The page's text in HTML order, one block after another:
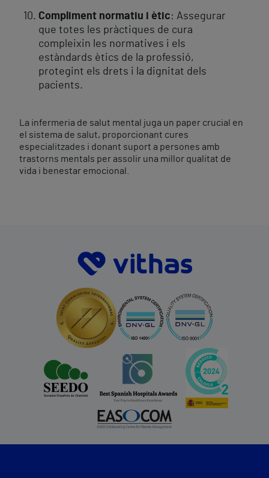
Compliment normatiu i ètic: Assegurar
que totes les pràctiques de cura
compleixin les normatives i els
estàndards ètics de la professió,
protegint els drets i la dignitat dels
pacients.
La infermeria de salut mental juga un paper crucial en
el sistema de salut, proporcionant cures
especialitzades i donant suport a persones amb
trastorns mentals per assolir una millor qualitat de
vida i benestar emocional.